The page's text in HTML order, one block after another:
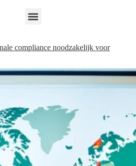
compliance noodzakelijk voor